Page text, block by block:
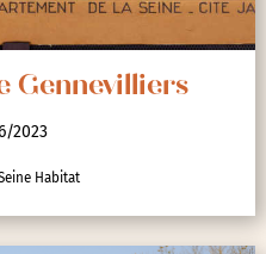
Gennevilliers
2023
Habitat